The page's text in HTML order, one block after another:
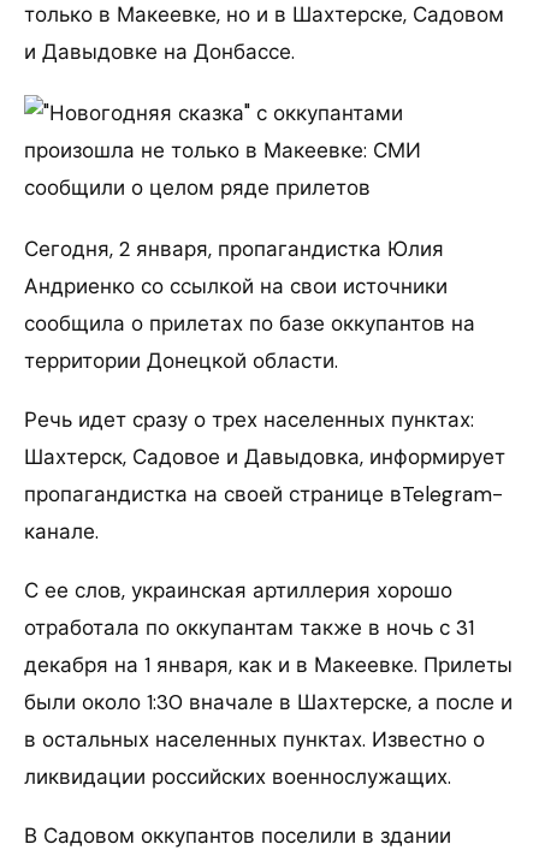
только в Макеевке, но и в Шахтерске, Садовом
и Давыдовке на Донбассе.
Сегодня, 2 января, пропагандистка Юлия
Андриенко со ссылкой на свои источники
сообщила о прилетах по базе оккупантов на
территории Донецкой области.
Речь идет сразу о трех населенных пунктах:
Шахтерск, Садовое и Давыдовка, информирует
пропагандистка на своей странице вTelegram-
канале.
С ее слов, украинская артиллерия хорошо
отработала по оккупантам также в ночь с 31
декабря на 1 января, как и в Макеевке. Прилеты
были около 1:30 вначале в Шахтерске, а после и
в остальных населенных пунктах. Известно о
ликвидации российских военнослужащих.
В Садовом оккупантов поселили в здании